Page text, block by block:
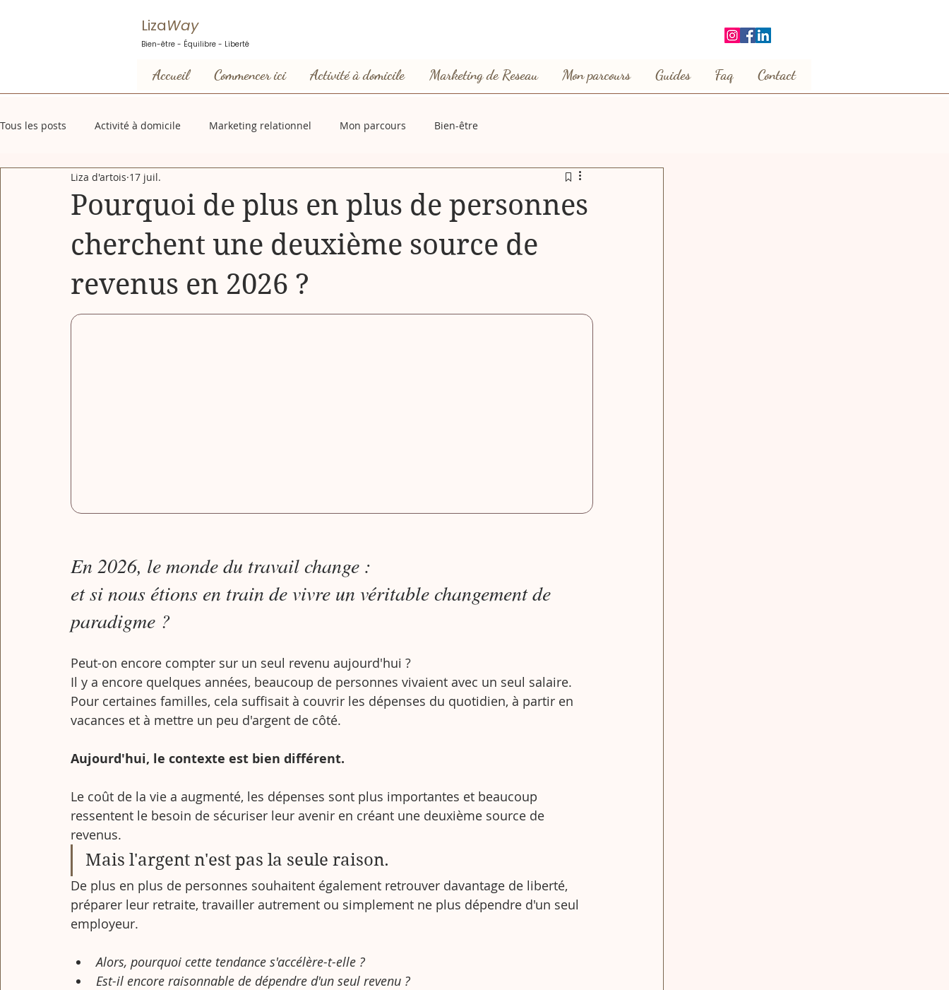
LizaWay
Bien-être - Équilibre - Liberté
Accueil Commencer ici Activité à domicile Marketing de Reseau Mon parcours Guides Faq Contact
Tous les posts Activité à domicile Marketing relationnel Mon parcours Bien-être
Pourquoi de plus en plus de personnes
cherchent une deuxième source de
revenus en 2026 ?
Liza d'artois 17 juil.
En 2026, le monde du travail change :
et si nous étions en train de vivre un véritable changement de
paradigme ?
Peut-on encore compter sur un seul revenu aujourd'hui ?
Il y a encore quelques années, beaucoup de personnes vivaient avec un seul salaire.
Pour certaines familles, cela suffisait à couvrir les dépenses du quotidien, à partir en
vacances et à mettre un peu d'argent de côté.
Aujourd'hui, le contexte est bien différent.
Le coût de la vie a augmenté, les dépenses sont plus importantes et beaucoup
ressentent le besoin de sécuriser leur avenir en créant une deuxième source de
revenus.
Mais l'argent n'est pas la seule raison.
De plus en plus de personnes souhaitent également retrouver davantage de liberté,
préparer leur retraite, travailler autrement ou simplement ne plus dépendre d'un seul
employeur.
Alors, pourquoi cette tendance s'accélère-t-elle ?
Est-il encore raisonnable de dépendre d'un seul revenu ?